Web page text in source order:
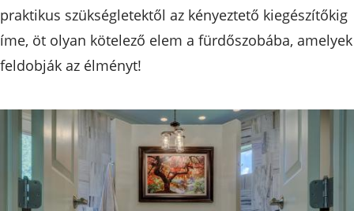
praktikus szükségletektől az kényeztető kiegészítőkig
íme, öt olyan kötelező elem a fürdőszobába, amelyek
feldobják az élményt!